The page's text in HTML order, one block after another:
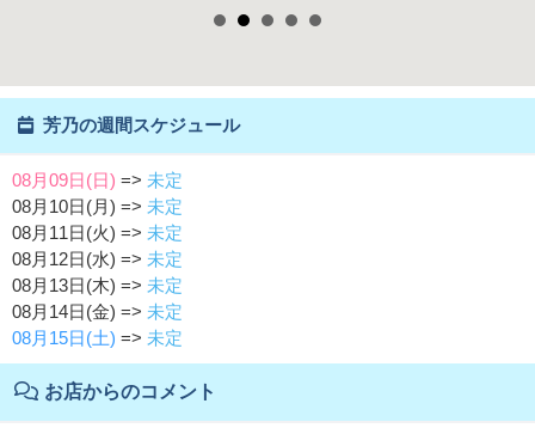
芳乃の週間スケジュール
08月09日(日) => 未定
08月10日(月) => 未定
08月11日(火) => 未定
08月12日(水) => 未定
08月13日(木) => 未定
08月14日(金) => 未定
08月15日(土) => 未定
お店からのコメント